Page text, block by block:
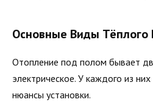
Основные Виды Тёплого
Отопление под полом бывает
электрическое. У каждого из
нюансы установки.